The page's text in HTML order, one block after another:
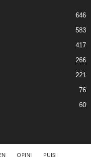
646
583
417
266
221
76
60
OPINI PUISI